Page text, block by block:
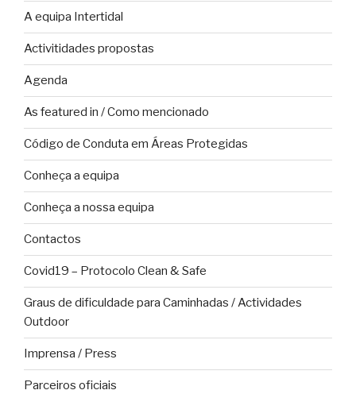
A equipa Intertidal
Activitidades propostas
Agenda
As featured in / Como mencionado
Código de Conduta em Áreas Protegidas
Conheça a equipa
Conheça a nossa equipa
Contactos
Covid19 – Protocolo Clean & Safe
Graus de dificuldade para Caminhadas / Actividades
Outdoor
Imprensa / Press
Parceiros oficiais